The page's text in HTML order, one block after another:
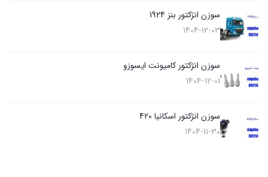
سوزن انژکتور بنز 1924
1404-12-03
سوزن انژکتور کامیونت ایسوزو
1404-12-01
سوزن انژکتور اسکانیا 420
1404-11-30